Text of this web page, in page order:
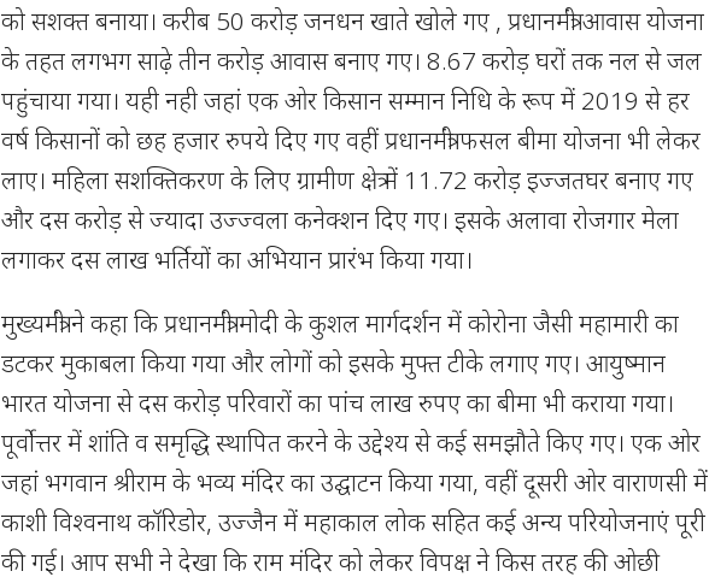
को सशक्त बनाया। करीब 50 करोड़ जनधन खाते खोले गए , प्रधानमंत्री आवास योजना
के तहत लगभग साढ़े तीन करोड़ आवास बनाए गए। 8.67 करोड़ घरों तक नल से जल
पहुंचाया गया। यही नही जहां एक ओर किसान सम्मान निधि के रूप में 2019 से हर
वर्ष किसानों को छह हजार रुपये दिए गए वहीं प्रधानमंत्री फसल बीमा योजना भी लेकर
लाए। महिला सशक्तिकरण के लिए ग्रामीण क्षेत्र में 11.72 करोड़ इज्जतघर बनाए गए
और दस करोड़ से ज्यादा उज्ज्वला कनेक्शन दिए गए। इसके अलावा रोजगार मेला
लगाकर दस लाख भर्तियों का अभियान प्रारंभ किया गया।
मुख्यमंत्री ने कहा कि प्रधानमंत्री मोदी के कुशल मार्गदर्शन में कोरोना जैसी महामारी का
डटकर मुकाबला किया गया और लोगों को इसके मुफ्त टीके लगाए गए। आयुष्मान
भारत योजना से दस करोड़ परिवारों का पांच लाख रुपए का बीमा भी कराया गया।
पूर्वोत्तर में शांति व समृद्धि स्थापित करने के उद्देश्य से कई समझौते किए गए। एक ओर
जहां भगवान श्रीराम के भव्य मंदिर का उद्घाटन किया गया, वहीं दूसरी ओर वाराणसी में
काशी विश्वनाथ कॉरिडोर, उज्जैन में महाकाल लोक सहित कई अन्य परियोजनाएं पूरी
की गई। आप सभी ने देखा कि राम मंदिर को लेकर विपक्ष ने किस तरह की ओछी